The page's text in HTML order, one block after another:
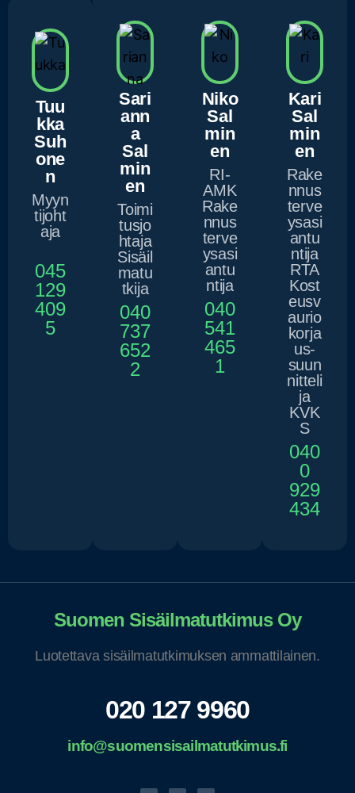
ASIANTUNTIJAMME
Tuu
kka
Suh
one
n
Myyn
tijoht
aja
045
129
409
5
Sari
ann
a
Sal
min
en
Toimi
tusjo
htaja
Sisäil
matu
tkija
040
737
652
2
Niko
Sal
min
en
RI-
AMK
Rake
nnus
terve
ysasi
antu
ntija
040
541
465
1
Kari
Sal
min
en
Rake
nnus
terve
ysasi
antu
ntija
RTA
Kost
eusv
aurio
korja
us-
suun
nitteli
ja
KVK
S
040
0
929
434
Suomen Sisäilmatutkimus Oy
Luotettava sisäilmatutkimuksen ammattilainen.
020 127 9960
info@suomensisailmatutkimus.fi